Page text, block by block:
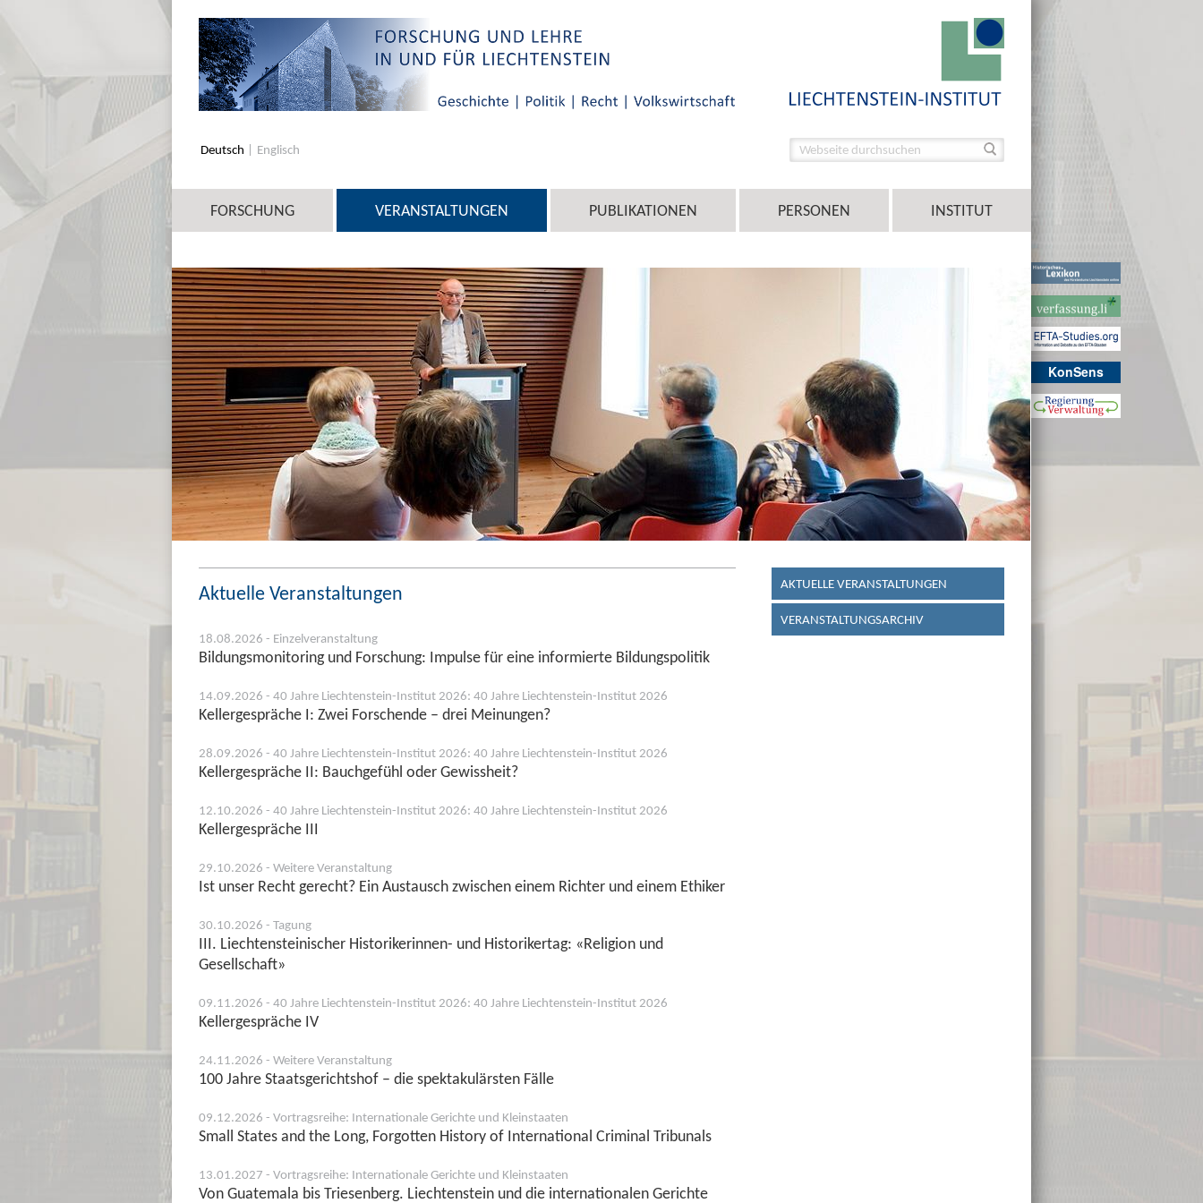
KonSens
Deutsch Englisch
FORSCHUNG VERANSTALTUNGEN PUBLIKATIONEN PERSONEN INSTITUT
Aktuelle Veranstaltungen
18.08.2026 - Einzelveranstaltung
Bildungsmonitoring und Forschung: Impulse für eine informierte Bildungspolitik
14.09.2026 - 40 Jahre Liechtenstein-Institut 2026: 40 Jahre Liechtenstein-Institut 2026
Kellergespräche I: Zwei Forschende – drei Meinungen?
28.09.2026 - 40 Jahre Liechtenstein-Institut 2026: 40 Jahre Liechtenstein-Institut 2026
Kellergespräche II: Bauchgefühl oder Gewissheit?
12.10.2026 - 40 Jahre Liechtenstein-Institut 2026: 40 Jahre Liechtenstein-Institut 2026
Kellergespräche III
29.10.2026 - Weitere Veranstaltung
Ist unser Recht gerecht? Ein Austausch zwischen einem Richter und einem Ethiker
30.10.2026 - Tagung
III. Liechtensteinischer Historikerinnen- und Historikertag: «Religion und
Gesellschaft»
09.11.2026 - 40 Jahre Liechtenstein-Institut 2026: 40 Jahre Liechtenstein-Institut 2026
Kellergespräche IV
24.11.2026 - Weitere Veranstaltung
100 Jahre Staatsgerichtshof – die spektakulärsten Fälle
09.12.2026 - Vortragsreihe: Internationale Gerichte und Kleinstaaten
Small States and the Long, Forgotten History of International Criminal Tribunals
13.01.2027 - Vortragsreihe: Internationale Gerichte und Kleinstaaten
Von Guatemala bis Triesenberg. Liechtenstein und die internationalen Gerichte
AKTUELLE VERANSTALTUNGEN
VERANSTALTUNGSARCHIV